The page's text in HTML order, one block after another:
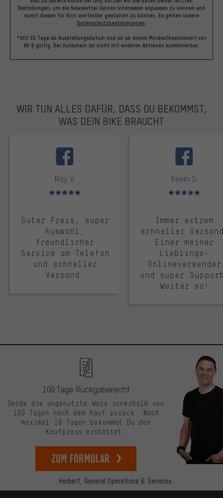
Bestellungen, um die Newsletter Deinen Interessen anpassen zu können und
somit diesen für Dich wertvoller gestalten zu können. Es gelten unsere
Datenschutzbestimmungen
*Gilt 30 Tage ab Ausstellungsdatum und ist ab einem Mindestbestellwert von
60 € gültig. Der Gutschein ist nicht mit anderen Aktionen kombinierbar.
WIR TUN ALLES DAFÜR, DASS DU BEKOMMST,
WAS DEIN BIKE BRAUCHT
Roy V.
Bewertungen: 5 von 5
Guter Preis, super
Auswahl,
freundlicher
Service am Telefon
und schneller
Versand.
Kevin S.
Bewertungen: 5 von 5
Immer extrem
schneller
Einer meiner
Lieblings-
Onlineversender
und super
Weiter so!
Herbert, General Operations & Services
100 Tage Rückgaberecht
Sende die ungenutzte Ware innerhalb von
100 Tagen nach dem Kauf zurück. Nach
maximal 10 Tagen bekommst Du den
Kaufpreis erstattet.
zum Formular